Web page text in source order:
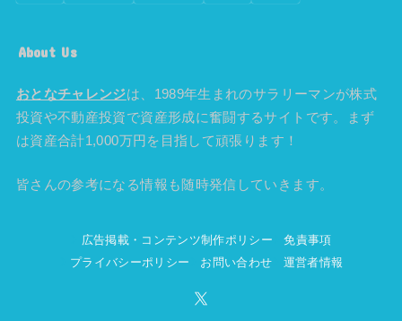
About Us
おとなチャレンジは、1989年生まれのサラリーマンが株式
投資や不動産投資で資産形成に奮闘するサイトです。まず
は資産合計1,000万円を目指して頑張ります！
皆さんの参考になる情報も随時発信していきます。
広告掲載・コンテンツ制作ポリシー
免責事項
プライバシーポリシー
お問い合わせ 運営者情報